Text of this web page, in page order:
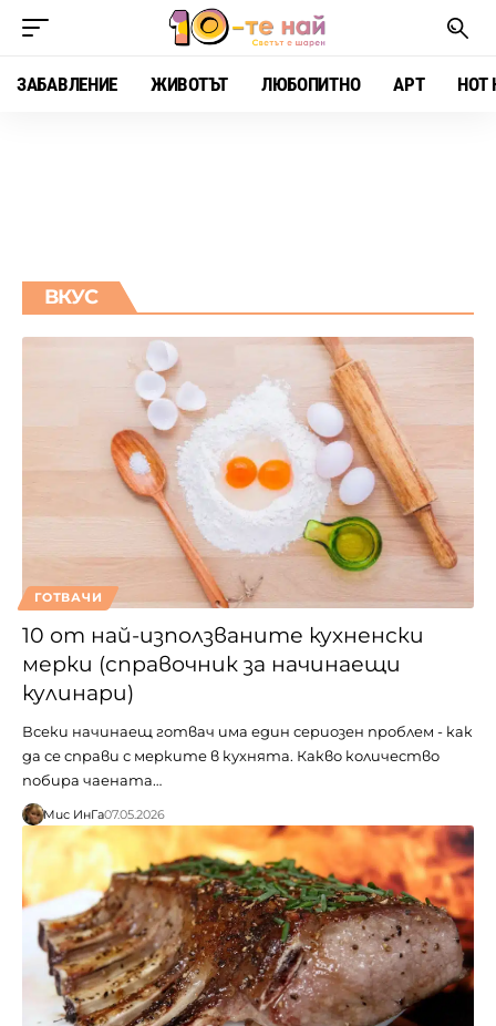
ЗАБАВЛЕНИЕ ЖИВОТЪТ ЛЮБОПИТНО АРТ HOT
ВКУС
ГОТВАЧИ
10 от най-използваните кухненски
мерки (справочник за начинаещи
кулинари)
Всеки начинаещ готвач има един сериозен проблем - как
да се справи с мерките в кухнята. Какво количество
побира чаената…
Мис ИнГа07.05.2026